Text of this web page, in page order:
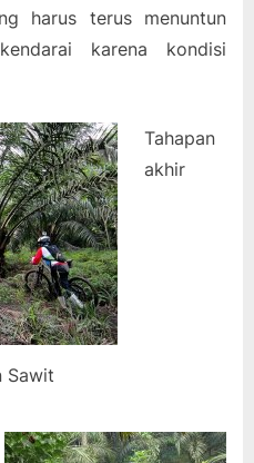
harus terus menuntun
karena kondisi
Sawit
Tahapan
akhir